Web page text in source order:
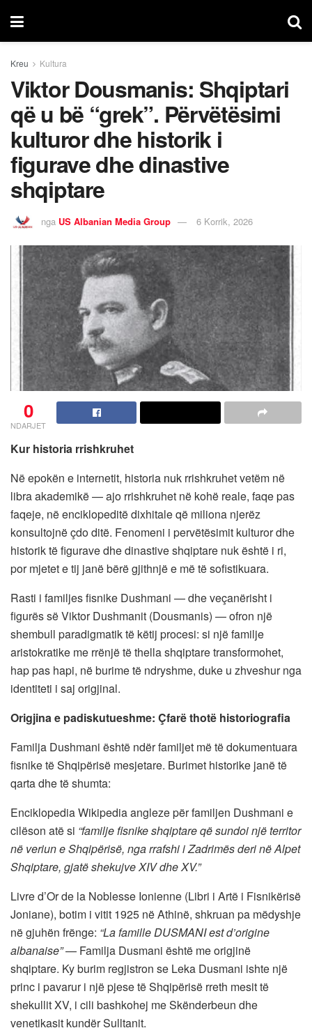
Kreu Kultura
Viktor Dousmanis: Shqiptari
që u bë “grek”. Përvëtësimi
kulturor dhe historik i
figurave dhe dinastive
shqiptare
nga US Albanian Media Group 6 Korrik, 2026
0
NDARJET
Kur historia rrishkruhet
Në epokën e internetit, historia nuk rrishkruhet vetëm në
libra akademikë — ajo rrishkruhet në kohë reale, faqe pas
faqeje, në enciklopeditë dixhitale që miliona njerëz
konsultojnë çdo ditë. Fenomeni i pervëtësimit kulturor dhe
historik të figurave dhe dinastive shqiptare nuk është i ri,
por mjetet e tij janë bërë gjithnjë e më të sofistikuara.
Rasti i familjes fisnike Dushmani — dhe veçanërisht i
figurës së Viktor Dushmanit (Dousmanis) — ofron një
shembull paradigmatik të këtij procesi: si një familje
aristokratike me rrënjë të thella shqiptare transformohet,
hap pas hapi, në burime të ndryshme, duke u zhveshur nga
identiteti i saj origjinal.
Origjina e padiskutueshme: Çfarë thotë historiografia
Familja Dushmani është ndër familjet më të dokumentuara
fisnike të Shqipërisë mesjetare. Burimet historike janë të
qarta dhe të shumta:
Enciklopedia Wikipedia angleze për familjen Dushmani e
cilëson atë si “familje fisnike shqiptare që sundoi një territor
në veriun e Shqipërisë, nga rrafshi i Zadrimës deri në Alpet
Shqiptare, gjatë shekujve XIV dhe XV.”
Livre d’Or de la Noblesse Ionienne (Libri i Artë i Fisnikërisë
Joniane), botim i vitit 1925 në Athinë, shkruan pa mëdyshje
në gjuhën frënge: “La famille DUSMANI est d’origine
albanaise”— Familja Dusmani është me origjinë
shqiptare. Ky burim regjistron se Leka Dusmani ishte një
princ i pavarur i një pjese të Shqipërisë rreth mesit të
shekullit XV, i cili bashkohej me Skënderbeun dhe
venetikasit kundër Sulltanit.